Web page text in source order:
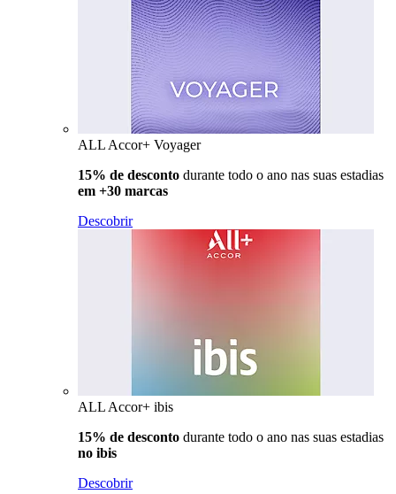
ALL Accor+ Voyager
15% de desconto durante todo o ano nas suas estadias
em +30 marcas
Descobrir
ALL Accor+ ibis
15% de desconto durante todo o ano nas suas estadias
no ibis
Descobrir